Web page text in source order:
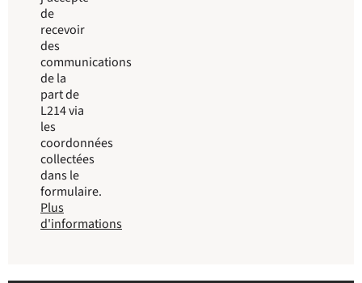
de
recevoir
des
communications
de la
part de
L214 via
les
coordonnées
collectées
dans le
formulaire.
Plus
d'informations